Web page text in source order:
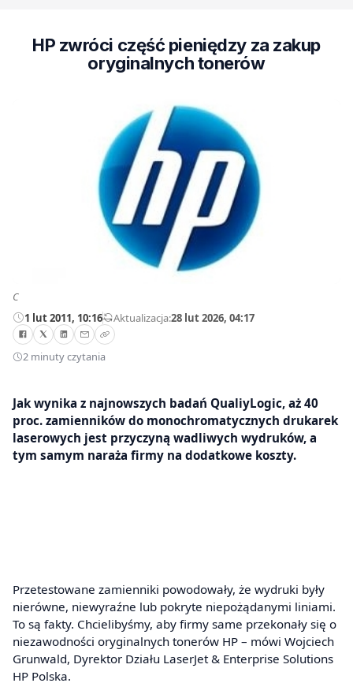
HP zwróci część pieniędzy za zakup
oryginalnych tonerów
C
1 lut 2011, 10:16—Aktualizacja:28 lut 2026, 04:17
2 minuty czytania
Jak wynika z najnowszych badań QualiyLogic, aż 40
proc. zamienników do monochromatycznych drukarek
laserowych jest przyczyną wadliwych wydruków, a
tym samym naraża firmy na dodatkowe koszty.
Przetestowane zamienniki powodowały, że wydruki były
nierówne, niewyraźne lub pokryte niepożądanymi liniami.
To są fakty. Chcielibyśmy, aby firmy same przekonały się o
niezawodności oryginalnych tonerów HP – mówi Wojciech
Grunwald, Dyrektor Działu LaserJet & Enterprise Solutions
HP Polska.